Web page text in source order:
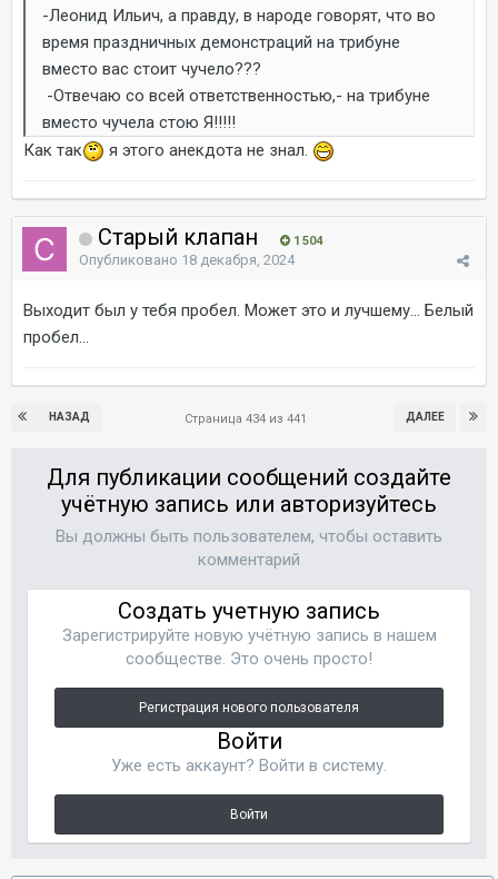
-Леонид Ильич, а правду, в народе говорят, что во
время праздничных демонстраций на трибуне
вместо вас стоит чучело???
-Отвечаю со всей ответственностью,- на трибуне
вместо чучела стою Я!!!!!
Как так
я этого анекдота не знал.
Старый клапан 1 504
Опубликовано 18 декабря, 2024
Выходит был у тебя пробел. Может это и лучшему... Белый
пробел...
НАЗАД ДАЛЕЕ
Страница 434 из 441
Для публикации сообщений создайте
учётную запись или авторизуйтесь
Вы должны быть пользователем, чтобы оставить
комментарий
Создать учетную запись
Зарегистрируйте новую учётную запись в нашем
сообществе. Это очень просто!
Регистрация нового пользователя
Войти
Уже есть аккаунт? Войти в систему.
Войти